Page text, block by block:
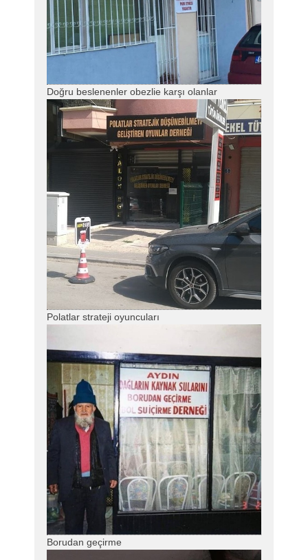
Doğru beslenenler obezlie karşı olanlar
Polatlar strateji oyuncuları
Borudan geçirme